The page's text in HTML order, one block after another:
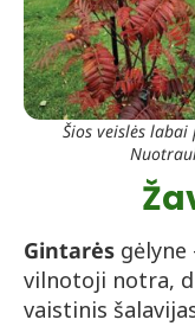
Šios veislės
Gintarės
vilnotoji notra,
vaistinis